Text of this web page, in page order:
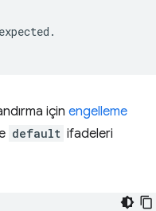
.
için engelleme
default ifadeleri